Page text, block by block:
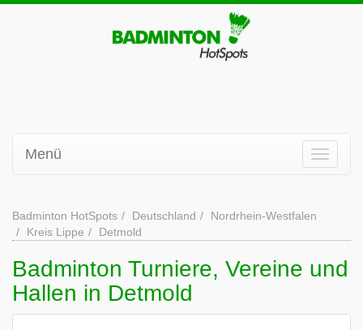
Menü
Badminton HotSpots Deutschland
Nordrhein-Westfalen
Kreis Lippe
Detmold
Badminton Turniere, Vereine und
Hallen in Detmold